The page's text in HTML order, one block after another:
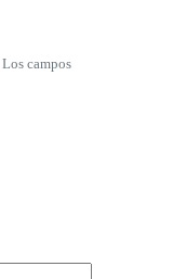
Los campos